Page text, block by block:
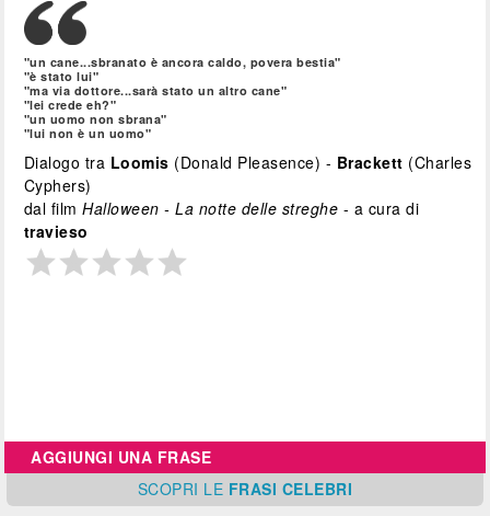
"un cane...sbranato è ancora caldo, povera bestia"
"è stato lui"
"ma via dottore...sarà stato un altro cane"
"lei crede eh?"
"un uomo non sbrana"
"lui non è un uomo"
Dialogo tra Loomis (Donald Pleasence) - Brackett (Charles
Cyphers)
dal filmHalloween - La notte delle streghe - a cura di
travieso
AGGIUNGI UNA FRASE
SCOPRI LE FRASI CELEBRI